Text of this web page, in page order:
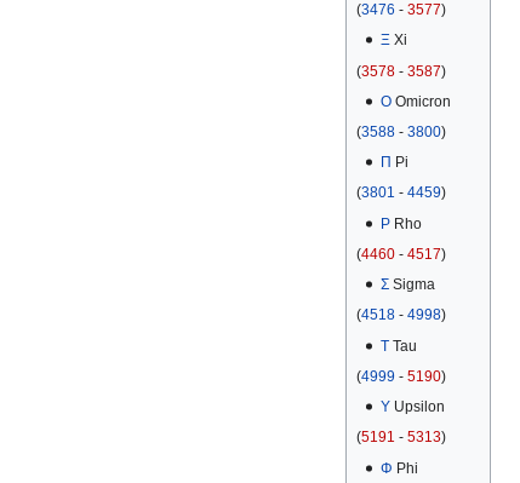
(3476 - 3577)
ΞXi
(3578 - 3587)
ΟOmicron
(3588 - 3800)
Π Pi
(3801 - 4459)
ΡRho
(4460 - 4517)
ΣSigma
(4518 - 4998)
ΤTau
(4999 - 5190)
ΥUpsilon
(5191 - 5313)
Φ Phi